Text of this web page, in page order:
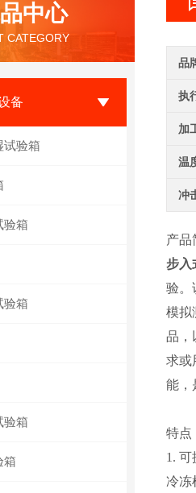
中心
CATEGORY
备
试验箱
验箱
验箱
验箱
箱
品
执
加
温
冲
产品
步入
验。
模拟
品，
求或
能，
特点
1.
冷冻